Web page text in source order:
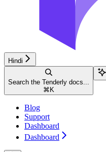
Hindi
Search the Tenderly docs...
⌘ K
Blog
Support
Dashboard
Dashboard